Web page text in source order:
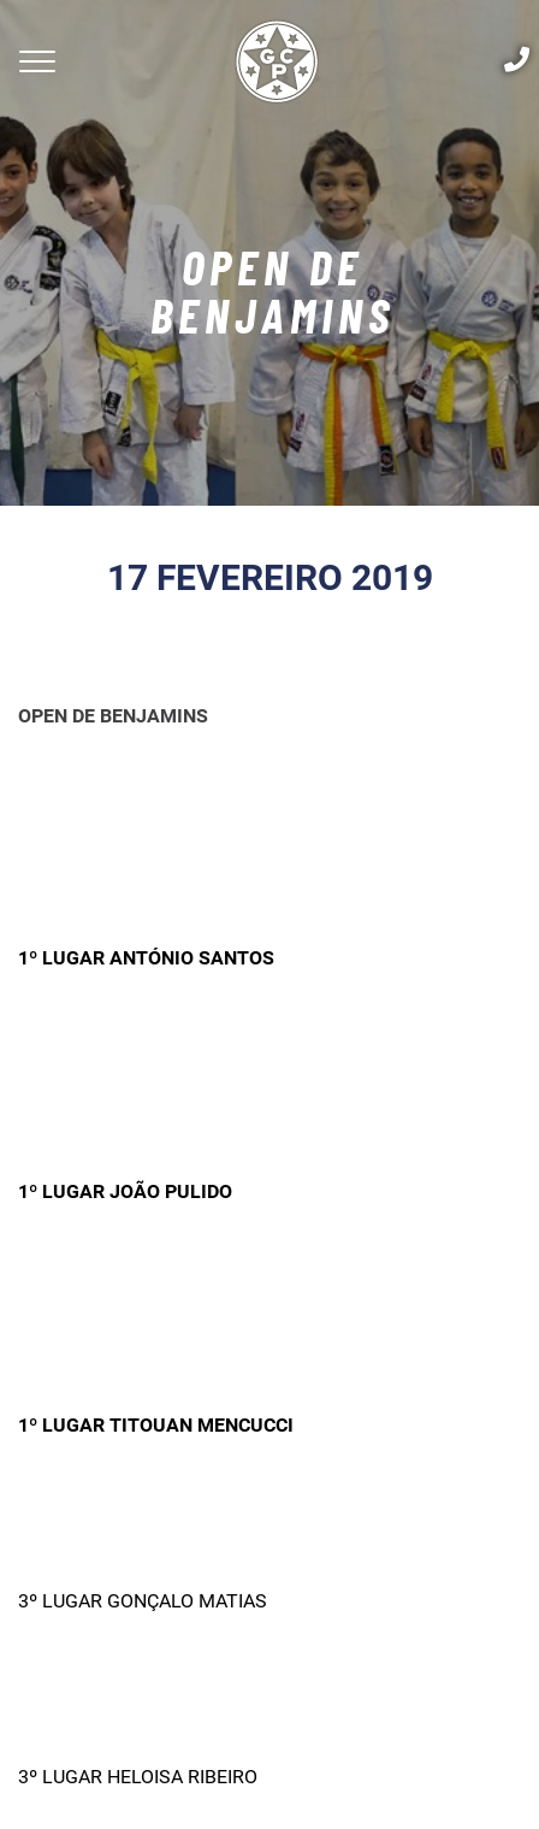
OPEN DE
BENJAMINS
17 FEVEREIRO 2019
OPEN DE BENJAMINS
1º LUGAR ANTÓNIO SANTOS
1º LUGAR JOÃO PULIDO
1º LUGAR TITOUAN MENCUCCI
3º LUGAR GONÇALO MATIAS
3º LUGAR HELOISA RIBEIRO